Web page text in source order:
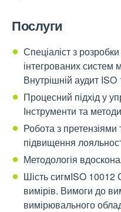
Послуги
Спеціаліст з
інтегрованих
Внутрішній аудит ISO
Процесний підхід у
Інструменти та
Робота з
підвищення
Методологія
Шість сигмISO
вимірів. Вимоги до
вимірювального